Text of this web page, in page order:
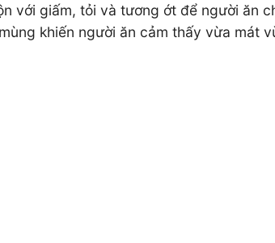
với giấm, tỏi và tương ớt để người ăn
khiến người ăn cảm thấy vừa mát